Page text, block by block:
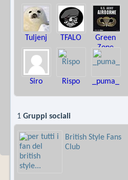
Tuljenj TFALO
Green
Zone
Siro Rispo _puma_
1 Gruppi sociali
British Style Fans
Club